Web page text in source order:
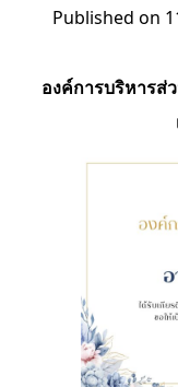
Published on
องค์การบริหารส่